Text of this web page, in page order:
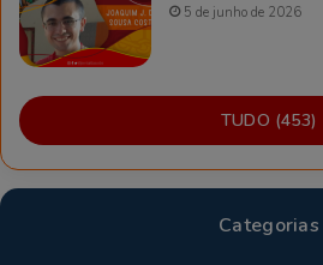
5 de junho de 2026
TUDO (453)
Categorias